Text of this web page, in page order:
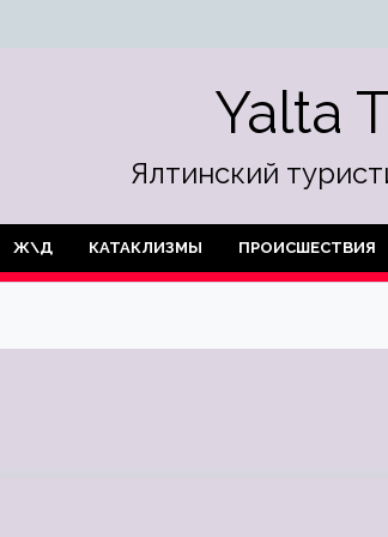
Yalta
Ялтинский
Ж\Д КАТАКЛИЗМЫ ПРОИСШЕСТВИЯ